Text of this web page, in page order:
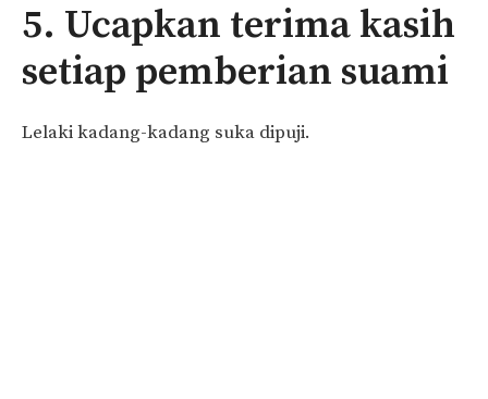
5. Ucapkan terima kasih
setiap pemberian suami
Lelaki kadang-kadang suka dipuji.